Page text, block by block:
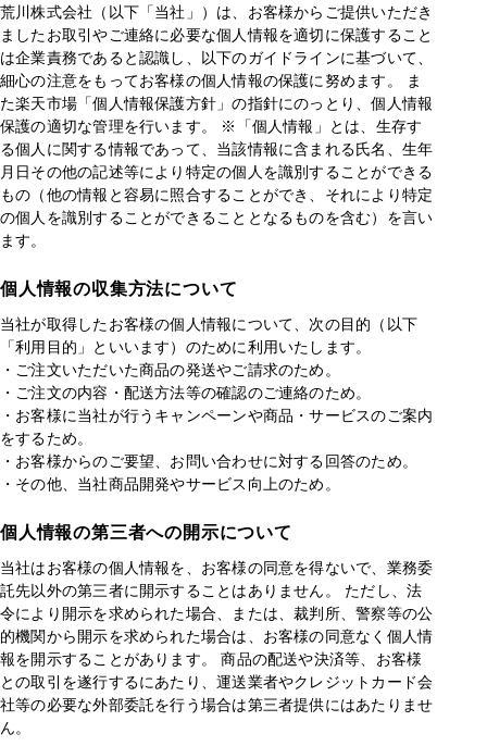
荒川株式会社（以下「当社」）は、お客様からご提供いただき
ましたお取引やご連絡に必要な個人情報を適切に保護すること
は企業責務であると認識し、以下のガイドラインに基づいて、
細心の注意をもってお客様の個人情報の保護に努めます。 ま
た楽天市場「個人情報保護方針」の指針にのっとり、個人情報
保護の適切な管理を行います。 ※「個人情報」とは、生存す
る個人に関する情報であって、当該情報に含まれる氏名、生年
月日その他の記述等により特定の個人を識別することができる
もの（他の情報と容易に照合することができ、それにより特定
の個人を識別することができることとなるものを含む）を言い
ます。
個人情報の収集方法について
当社が取得したお客様の個人情報について、次の目的（以下
「利用目的」といいます）のために利用いたします。
・ご注文いただいた商品の発送やご請求のため。
・ご注文の内容・配送方法等の確認のご連絡のため。
・お客様に当社が行うキャンペーンや商品・サービスのご案内
をするため。
・お客様からのご要望、お問い合わせに対する回答のため。
・その他、当社商品開発やサービス向上のため。
個人情報の第三者への開示について
当社はお客様の個人情報を、お客様の同意を得ないで、業務委
託先以外の第三者に開示することはありません。 ただし、法
令により開示を求められた場合、または、裁判所、警察等の公
的機関から開示を求められた場合は、お客様の同意なく個人情
報を開示することがあります。 商品の配送や決済等、お客様
との取引を遂行するにあたり、運送業者やクレジットカード会
社等の必要な外部委託を行う場合は第三者提供にはあたりませ
ん。